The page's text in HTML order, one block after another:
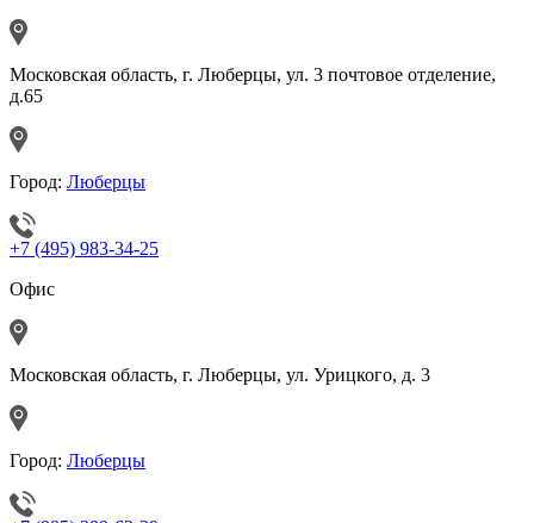
Московская область, г. Люберцы, ул. 3 почтовое отделение,
д.65
Город: Люберцы
+7 (495) 983-34-25
Офис
Московская область, г. Люберцы, ул. Урицкого, д. 3
Город: Люберцы